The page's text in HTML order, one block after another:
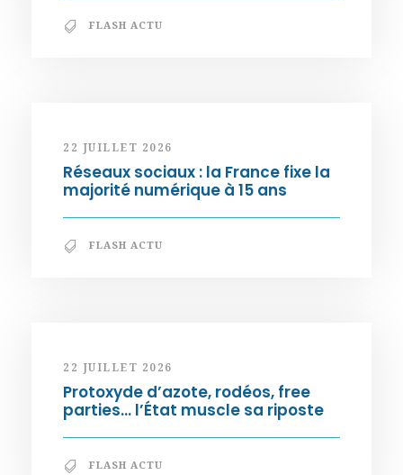
FLASH ACTU
22 JUILLET 2026
Réseaux sociaux : la France fixe la
majorité numérique à 15 ans
FLASH ACTU
22 JUILLET 2026
Protoxyde d’azote, rodéos, free
parties… l’État muscle sa riposte
FLASH ACTU